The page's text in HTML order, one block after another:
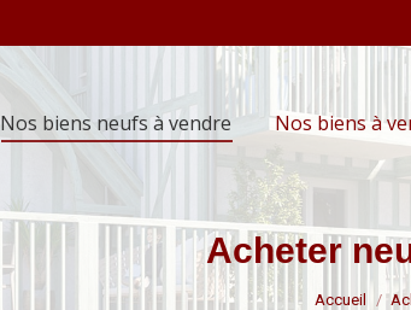
Nos biens neufs à vendre Nos biens à
Acheter
Accueil